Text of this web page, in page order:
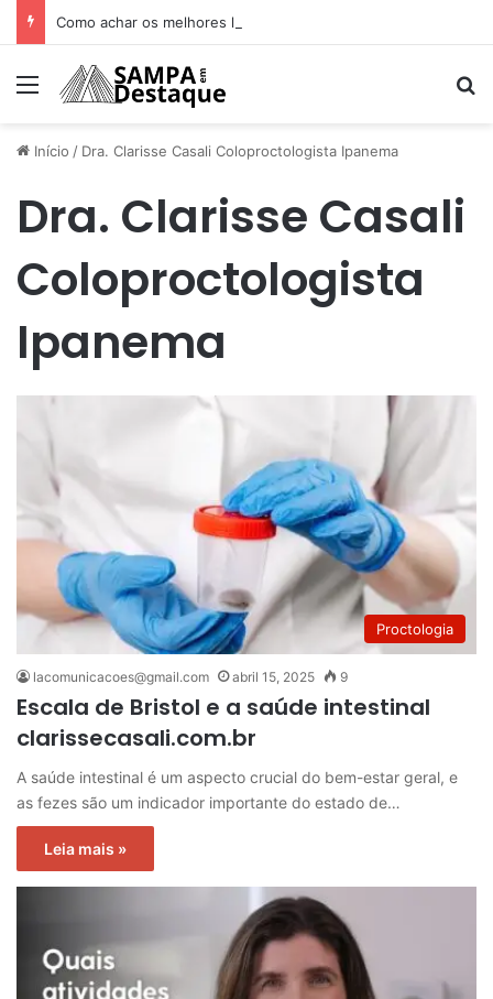
Menu
Início / Dra. Clarisse Casali Coloproctologista Ipanema
Dra. Clarisse Casali
Coloproctologista
Ipanema
Proctologia
lacomunicacoes@gmail.com abril 15, 2025 9
Escala de Bristol e a saúde intestinal
clarissecasali.com.br
A saúde intestinal é um aspecto crucial do bem-estar geral, e
as fezes são um indicador importante do estado de…
Leia mais »